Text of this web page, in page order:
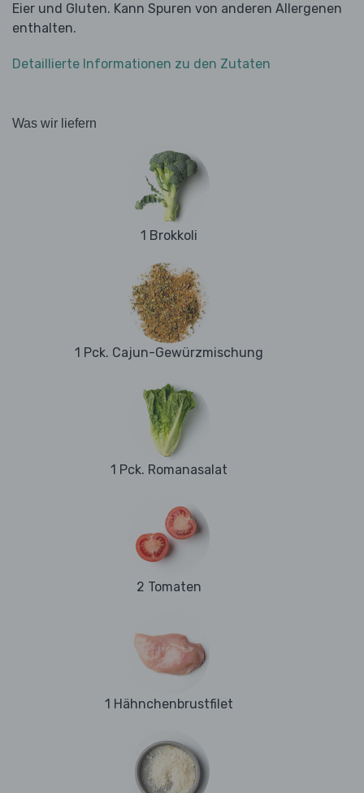
Eier und Gluten. Kann Spuren von anderen Allergenen
enthalten.
Detaillierte Informationen zu den Zutaten
Was wir liefern
1 Brokkoli
1 Pck. Cajun-Gewürzmischung
1 Pck. Romanasalat
2 Tomaten
1 Hähnchenbrustfilet